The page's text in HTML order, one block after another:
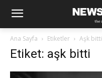
Ana Sayfa Etiketler Aşk bitti
Etiket: aşk bitti